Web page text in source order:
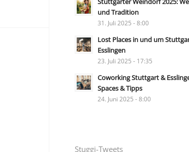
und Tradition
31. Juli 2025 - 8:00
Lost Places in und um
Esslingen
23. Juli 2025 - 17:35
Coworking Stuttgart &
Spaces & Tipps
24. Juni 2025 - 8:00
Stuggi-Tweets